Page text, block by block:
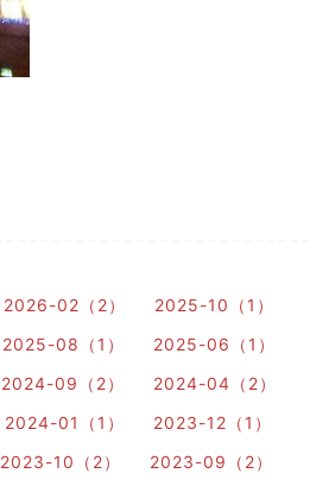
2026-02（2）
2025-10（1）
2025-08（1）
2025-06（1）
2024-09（2）
2024-04（2）
2024-01（1）
2023-12（1）
2023-10（2）
2023-09（2）